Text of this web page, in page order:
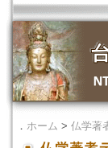
． ホーム > 仏学著